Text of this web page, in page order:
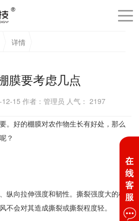
详情
膜要考虑几点
15 作者：管理员 人气： 2197
。好的棚膜对农作物生长有好处，那么
？
纵向拉伸强度和韧性。撕裂强度大的棚
不会对其造成撕裂或撕裂程度轻。